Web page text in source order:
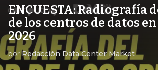
ENCUESTA: Radiografía
de los centros de datos
2026
porRedacción Data Center Market